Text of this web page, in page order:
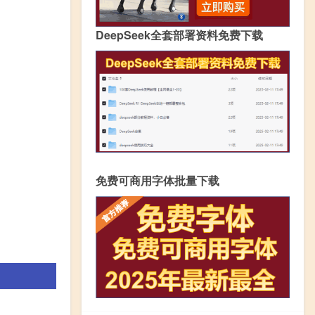
DeepSeek全套部署资料免费下载
免费可商用字体批量下载